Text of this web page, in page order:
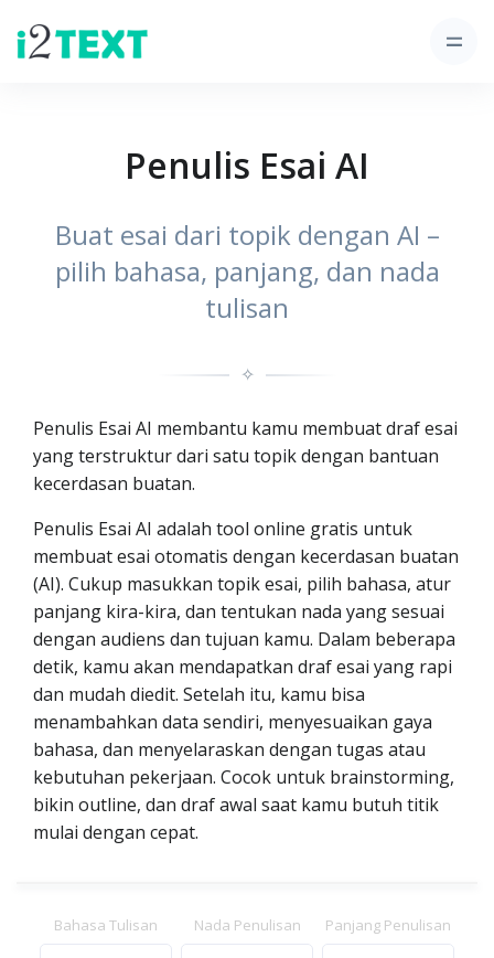
Penulis Esai AI
Buat esai dari topik dengan AI –
pilih bahasa, panjang, dan nada
tulisan
✧
Penulis Esai AI membantu kamu membuat draf esai
yang terstruktur dari satu topik dengan bantuan
kecerdasan buatan.
Penulis Esai AI adalah tool online gratis untuk
membuat esai otomatis dengan kecerdasan buatan
(AI). Cukup masukkan topik esai, pilih bahasa, atur
panjang kira-kira, dan tentukan nada yang sesuai
dengan audiens dan tujuan kamu. Dalam beberapa
detik, kamu akan mendapatkan draf esai yang rapi
dan mudah diedit. Setelah itu, kamu bisa
menambahkan data sendiri, menyesuaikan gaya
bahasa, dan menyelaraskan dengan tugas atau
kebutuhan pekerjaan. Cocok untuk brainstorming,
bikin outline, dan draf awal saat kamu butuh titik
mulai dengan cepat.
Bahasa Tulisan Nada Penulisan Panjang Penulisan